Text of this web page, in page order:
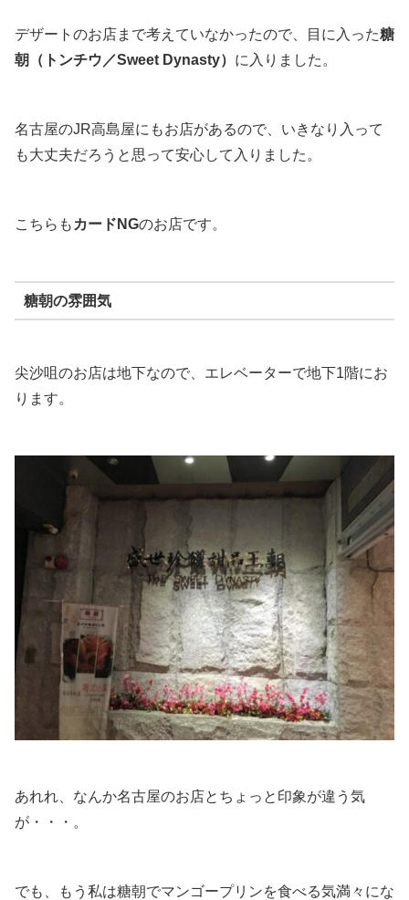
デザートのお店まで考えていなかったので、目に入った糖
朝（トンチウ／Sweet Dynasty） に入りました。
名古屋のJR高島屋にもお店があるので、いきなり入って
も大丈夫だろうと思って安心して入りました。
こちらも カードNGのお店です。
糖朝の雰囲気
尖沙咀のお店は地下なので、エレベーターで地下1階にお
ります。
あれれ、なんか名古屋のお店とちょっと印象が違う気
が・・・。
でも、もう私は糖朝でマンゴープリンを食べる気満々にな